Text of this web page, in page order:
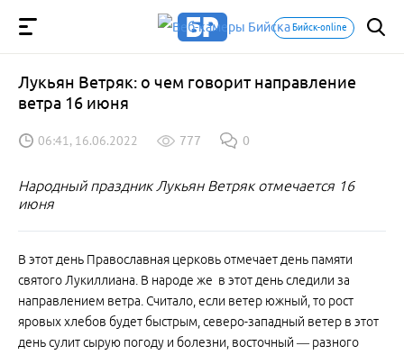
Бийск-online
Лукьян Ветряк: о чем говорит направление
ветра 16 июня
06:41, 16.06.2022 777 0
Народный праздник Лукьян Ветряк отмечается 16
июня
В этот день Православная церковь отмечает день памяти
святого Лукиллиана. В народе же в этот день следили за
направлением ветра. Считало, если ветер южный, то рост
яровых хлебов будет быстрым, северо-западный ветер в этот
день сулит сырую погоду и болезни, восточный — разного